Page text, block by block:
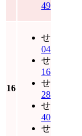
49
16
せ
04
せ
16
せ
28
せ
40
せ